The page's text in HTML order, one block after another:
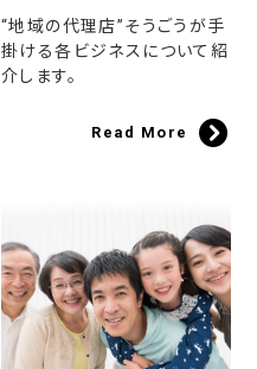
“地域の代理店”そうごうが手
掛ける各ビジネスについて紹
介します。
Read More